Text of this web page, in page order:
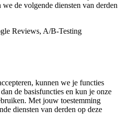
de volgende diensten van derden
Reviews, A/B-Testing
kunnen we je functies
de basisfuncties en kun je onze
Met jouw toestemming
diensten van derden op deze